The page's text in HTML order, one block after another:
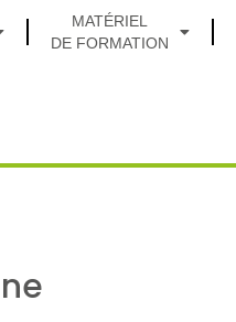
MATÉRIEL
DE FORMATION